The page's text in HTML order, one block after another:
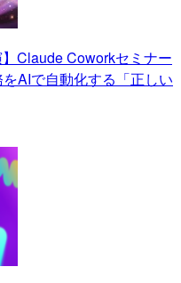
Claude Coworkセミナー
AIで自動化する「正しい